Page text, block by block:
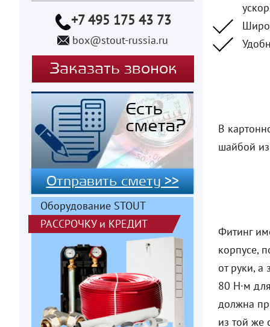
+7 495 175 43 73
box@stout-russia.ru
Заказать звонок
Отправить смету >>
Оборудование STOUT
РАССРОЧКУи КРЕДИТ
В
шайбой
Фитинг
корпусе,
от руки,
80 Н·м
должна
из той же